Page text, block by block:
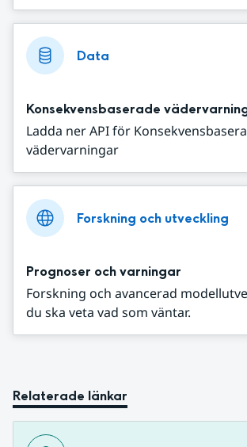
Data
Konsekvensbaserade
Ladda ner API för
vädervarningar
Forskning och utveckling
Prognoser och varningar
Forskning och avancerad
du ska veta vad som väntar.
Relaterade länkar